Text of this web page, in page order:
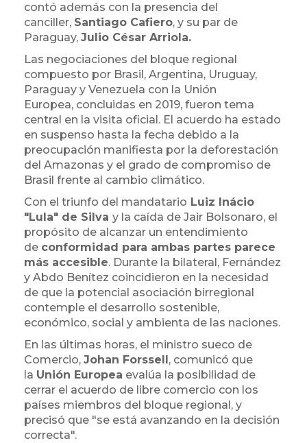
contó además con la presencia del
canciller, Santiago Cafiero, y su par de
Paraguay, Julio César Arriola.
Las negociaciones del bloque regional
compuesto por Brasil, Argentina, Uruguay,
Paraguay y Venezuela con la Unión
Europea, concluidas en 2019, fueron tema
central en la visita oficial. El acuerdo ha estado
en suspenso hasta la fecha debido a la
preocupación manifiesta por la deforestación
del Amazonas y el grado de compromiso de
Brasil frente al cambio climático.
Con el triunfo del mandatario Luiz Inácio
"Lula" de Silva y la caída de Jair Bolsonaro, el
propósito de alcanzar un entendimiento
de conformidad para ambas partes parece
más accesible. Durante la bilateral, Fernández
y Abdo Benítez coincidieron en la necesidad
de que la potencial asociación birregional
contemple el desarrollo sostenible,
económico, social y ambienta de las naciones.
En las últimas horas, el ministro sueco de
Comercio, Johan Forssell, comunicó que
la Unión Europea evalúa la posibilidad de
cerrar el acuerdo de libre comercio con los
países miembros del bloque regional, y
precisó que "se está avanzando en la decisión
correcta".